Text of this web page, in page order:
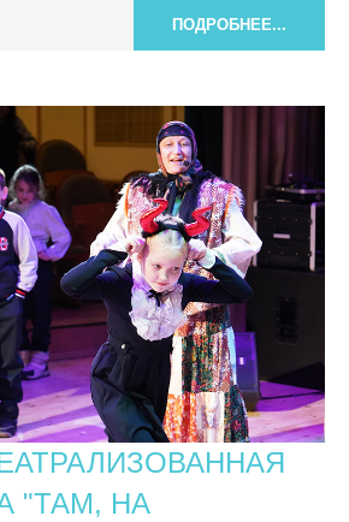
ПОДРОБНЕЕ...
"ТАМ, НА